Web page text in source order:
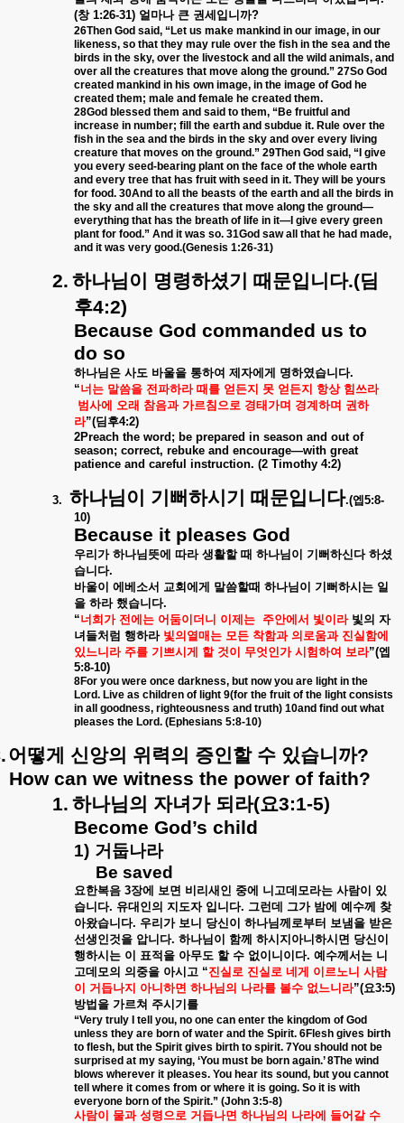
(창 1:26-31) 얼마나 큰 권세입니까?
26Then God said, “Let us make mankind in our image, in our
likeness, so that they may rule over the fish in the sea and the
birds in the sky, over the livestock and all the wild animals, and
over all the creatures that move along the ground.” 27So God
created mankind in his own image, in the image of God he
created them; male and female he created them.
28God blessed them and said to them, “Be fruitful and
increase in number; fill the earth and subdue it. Rule over the
fish in the sea and the birds in the sky and over every living
creature that moves on the ground.” 29Then God said, “I give
you every seed-bearing plant on the face of the whole earth
and every tree that has fruit with seed in it. They will be yours
for food. 30And to all the beasts of the earth and all the birds in
the sky and all the creatures that move along the ground—
everything that has the breath of life in it—I give every green
plant for food.” And it was so. 31God saw all that he had made,
and it was very good.(Genesis 1:26-31)
2. 하나님이 명령하셨기 때문입니다.(딤
후4:2)
Because God commanded us to
do so
하나님은 사도 바울을 통하여 제자에게 명하였습니다.
“너는 말씀을 전파하라 때를 얻든지 못 얻든지 항상 힘쓰라
범사에 오래 참음과 가르침으로 경태가며 경계하며 권하
라”(딤후4:2)
2Preach the word; be prepared in season and out of
season; correct, rebuke and encourage—with great
patience and careful instruction. (2 Timothy 4:2)
3. 하나님이 기뻐하시기 때문입니다.(엡5:8-
10)
Because it pleases God
우리가 하나님뜻에 따라 생활할 때 하나님이 기뻐하신다 하셨
습니다.
바울이 에베소서 교회에게 말씀할때 하나님이 기뻐하시는 일
을 하라 했습니다.
“너희가 전에는 어둠이더니 이제는 주안에서 빛이라 빛의 자
녀들처럼 행하라 빛의열매는 모든 착함과 의로움과 진실함에
있느니라 주를 기쁘시게 할 것이 무엇인가 시험하여 보라”(엡
5:8-10)
8For you were once darkness, but now you are light in the
Lord. Live as children of light 9(for the fruit of the light consists
in all goodness, righteousness and truth) 10and find out what
pleases the Lord. (Ephesians 5:8-10)
어떻게 신앙의 위력의 증인할 수 있습니까?
How can we witness the power of faith?
1. 하나님의 자녀가 되라(요3:1-5)
Become God’s child
1) 거둡나라
Be saved
요한복음 3장에 보면 비리새인 중에 니고데모라는 사람이
있
습니다. 유대인의 지도자 입니다. 그런데 그가 밤에 예수께 찾
아왔습니다. 우리가 보니 당신이 하나님께로부터 보냄을 받은
선생인것을 압니다. 하나님이 함께 하시지아니하시면 당신이
행하시는 이 표적을 아무도 할 수 없이니이다. 예수께서는 니
고데모의 의중을 아시고 “진실로 진실로 네게 이르노니 사람
이
거듭나지 아니하면 하나님의 나라를 볼수 없느니라”(요3:5)
방법을 가르쳐 주시기를
“Very truly I tell you, no one can enter the kingdom of God
unless they are born of water and the Spirit. 6Flesh gives birth
to flesh, but the Spirit gives birth to spirit. 7You should not be
surprised at my saying, ‘You must be born again.’ 8The wind
blows wherever it pleases. You hear its sound, but you cannot
tell where it comes from or where it is going. So it is with
everyone born of the Spirit.” (John 3:5-8)
사람이 물과 성령으로 거듭나면 하나님의 나라에 들어갈 수